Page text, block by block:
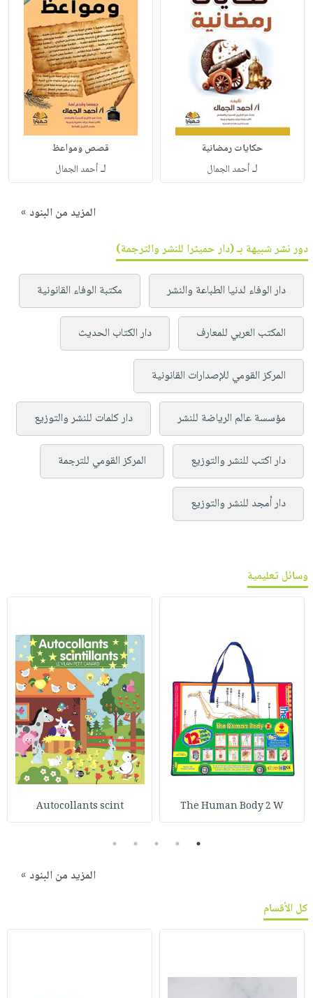
حكايات رمضانية
لـأحمد الجمال
قصص ومواعظ
لـأحمد الجمال
المزيد من البنود »
دور نشر شبيهة بـ (دار حميثرا للنشر والترجمة)
دار الوفاء لدنيا الطباعة والنشر مكتبة الوفاء القانونية
المكتب العربي للمعارف دار الكتاب الحديث
المركز القومي للإصدارات القانونية
مؤسسة عالم الرياضة للنشر دار كلمات للنشر والتوزيع
دار اكتب للنشر والتوزيع المركز القومي للترجمة
دار أمجد للنشر والتوزيع
وسائل تعليمية
The Human Body 2 W
Autocollants scint
1
2
3
4
5
المزيد من البنود »
كل الأقسام